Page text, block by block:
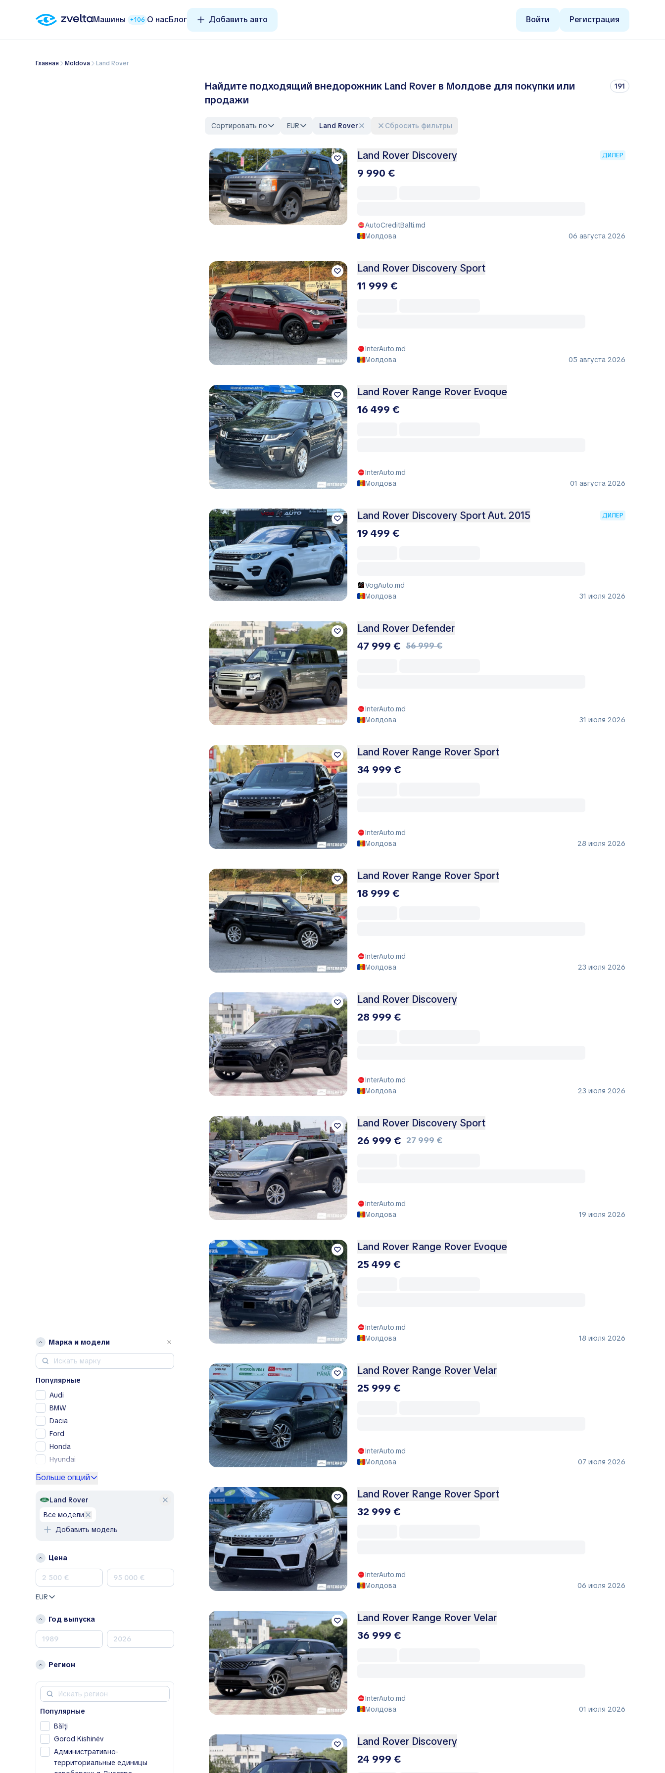
Машины +106 О насБлог Добавить авто Войти Регистрация
Главная Moldova Land Rover
Марка и модели
Популярные
Audi
BMW
Dacia
Ford
Honda
Hyundai
Mercedes-Benz
Renault
Skoda
Toyota
Volkswagen
A
Acura
Avatr
B
BAIC
Bentley
Bestune
Buick
BYD
Больше опций
Land Rover
все модели
Добавить модель
Цена
EUR
Год выпуска
Регион
Популярные
Bălţi
Gorod Kishinëv
Административно-
территориальные единицы
Найдите подходящий внедорожник Land Rover в Молдове для покупки или
продажи
191
Сортировать по EUR Land Rover Сбросить фильтры
Land Rover Discovery ДИЛЕР
9 990 €
AutoCreditBalti.md
Молдова
06 августа 2026
Land Rover Discovery Sport
11 999 €
InterAuto.md
Молдова
05 августа 2026
Land Rover Range Rover Evoque
16 499 €
InterAuto.md
Молдова
01 августа 2026
Land Rover Discovery Sport Aut. 2015 ДИЛЕР
19 499 €
VogAuto.md
Молдова
31 июля 2026
Land Rover Defender
47 999 € 56 999 €
InterAuto.md
Молдова
31 июля 2026
Land Rover Range Rover Sport
34 999 €
InterAuto.md
Молдова
28 июля 2026
Land Rover Range Rover Sport
18 999 €
InterAuto.md
Молдова
23 июля 2026
Land Rover Discovery
28 999 €
InterAuto.md
Молдова
23 июля 2026
Land Rover Discovery Sport
26 999 € 27 999 €
InterAuto.md
Молдова
19 июля 2026
Land Rover Range Rover Evoque
25 499 €
InterAuto.md
Молдова
18 июля 2026
Land Rover Range Rover Velar
25 999 €
InterAuto.md
Молдова
07 июля 2026
Land Rover Range Rover Sport
32 999 €
InterAuto.md
Молдова
06 июля 2026
Land Rover Range Rover Velar
36 999 €
InterAuto.md
Молдова
01 июля 2026
Land Rover Discovery
24 999 €